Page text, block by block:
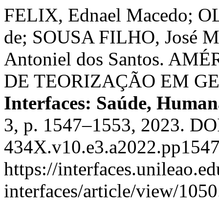
FELIX, Ednael Macedo;
de; SOUSA FILHO, José
Antoniel dos Santos.
DE TEORIZAÇÃO EM
Interfaces: Saúde,
3, p. 1547–1553, 2023.
https://
interfaces/article/view/